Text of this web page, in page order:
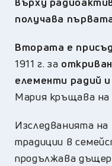
получава
Втората е
1911 г. за
елементи радий и
Мария кръщава на
Изследванията
традиции в
продължава